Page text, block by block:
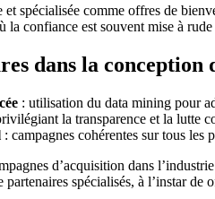
spécialisée comme offres de
la confiance est souvent mise à rude
dans la conception
: utilisation du data mining pour
la transparence et la lutte
: campagnes cohérentes sur tous
d’acquisition dans
spécialisés, à l’instar